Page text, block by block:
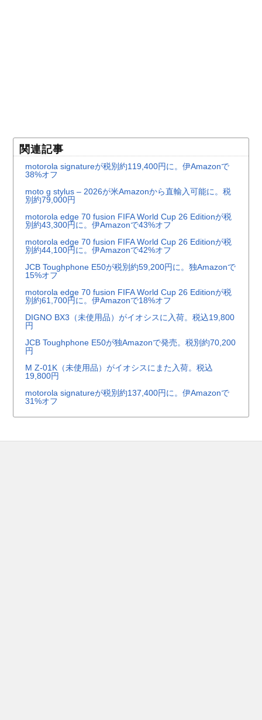
関連記事
motorola signatureが税別約119,400円に。伊Amazonで
38%オフ
moto g stylus – 2026が米Amazonから直輸入可能に。税
別約79,000円
motorola edge 70 fusion FIFA World Cup 26 Editionが税
別約43,300円に。伊Amazonで43%オフ
motorola edge 70 fusion FIFA World Cup 26 Editionが税
別約44,100円に。伊Amazonで42%オフ
JCB Toughphone E50が税別約59,200円に。独Amazonで
15%オフ
motorola edge 70 fusion FIFA World Cup 26 Editionが税
別約61,700円に。伊Amazonで18%オフ
DIGNO BX3（未使用品）がイオシスに入荷。税込19,800
円
JCB Toughphone E50が独Amazonで発売。税別約70,200
円
M Z-01K（未使用品）がイオシスにまた入荷。税込
19,800円
motorola signatureが税別約137,400円に。伊Amazonで
31%オフ